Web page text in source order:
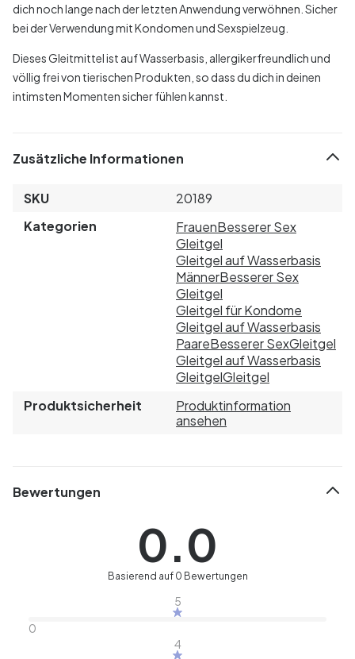
dich noch lange nach der letzten Anwendung verwöhnen. Sicher
bei der Verwendung mit Kondomen und Sexspielzeug.
Dieses Gleitmittel ist auf Wasserbasis, allergikerfreundlich und
völlig frei von tierischen Produkten, so dass du dich in deinen
intimsten Momenten sicher fühlen kannst.
Zusätzliche Informationen
SKU
20189
Kategorien
FrauenBesserer Sex
Gleitgel
Gleitgel auf Wasserbasis
MännerBesserer Sex
Gleitgel
Gleitgel für Kondome
Gleitgel auf Wasserbasis
PaareBesserer SexGleitgel
Gleitgel auf Wasserbasis
GleitgelGleitgel
Produktsicherheit
Produktinformation
ansehen
Bewertungen
0.0
Basierend auf 0 Bewertungen
5
0
4